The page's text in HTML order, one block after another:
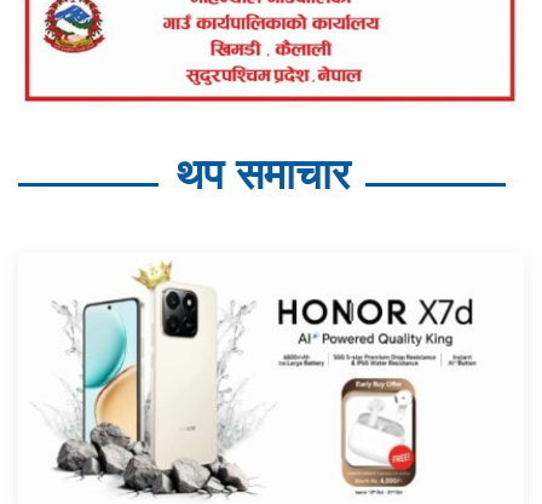
थप समाचार